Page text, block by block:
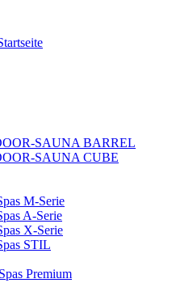
SAUNA BARREL
SAUNA CUBE
M-Serie
A-Serie
X-Serie
STIL
Premium